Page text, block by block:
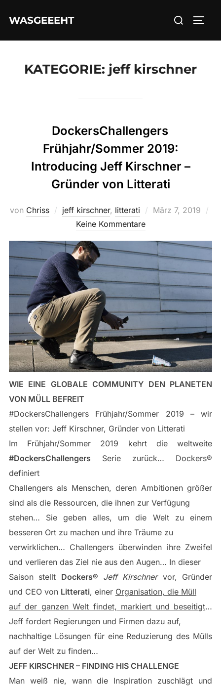
InhaltWASGEEEHT
Suchen
KATEGORIE: jeff kirschner
DockersChallengers
Frühjahr/Sommer 2019:
Introducing Jeff Kirschner –
Gründer von Litterati
von Chriss jeff kirschner, litterati
Veröffentlicht
März 7, 2019
Keine Kommentare
WIE EINE GLOBALE COMMUNITY DEN PLANETEN
VON MÜLL BEFREIT
#DockersChallengers Frühjahr/Sommer 2019 – wir
stellen vor: Jeff Kirschner, Gründer von Litterati
Im Frühjahr/Sommer 2019 kehrt die weltweite
#DockersChallengers Serie zurück… Dockers®
definiert
Challengers als Menschen, deren Ambitionen größer
sind als die Ressourcen, die ihnen zur Verfügung
stehen… Sie geben alles, um die Welt zu einem
besseren Ort zu machen und ihre Träume zu
verwirklichen… Challengers überwinden ihre Zweifel
und verlieren das Ziel nie aus den Augen… In dieser
Saison stellt Dockers® Jeff Kirschnervor, Gründer
und CEO von Litterati, einer Organisation, die Müll
auf der ganzen Welt findet, markiert und beseitigt…
Jeff fordert Regierungen und Firmen dazu auf,
nachhaltige Lösungen für eine Reduzierung des Mülls
auf der Welt zu finden…
JEFF KIRSCHNER – FINDING HIS CHALLENGE
Man weiß nie, wann die Inspiration zuschlägt und